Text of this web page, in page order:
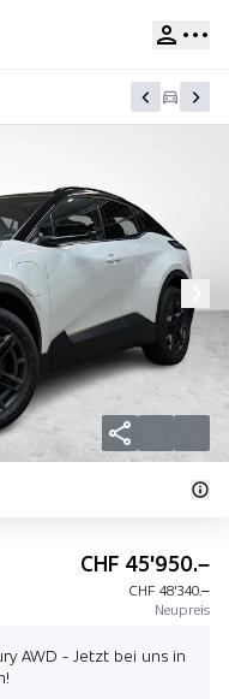
CHF 45'950.–
CHF 48'340.–
Neupreis
AWD - Jetzt bei uns in